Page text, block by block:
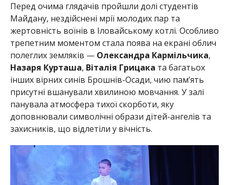
Перед очима глядачів пройшли долі студентів
Майдану, нездійснені мрії молодих пар та
жертовність воїнів в Іловайському котлі. Особливо
трепетним моментом стала поява на екрані облич
полеглих земляків — Олександра Кармільчика,
Назаря Курташа, Віталія Грицака та багатьох
інших вірних синів Брошнів-Осади, чию пам’ять
присутні вшанували хвилиною мовчання. У залі
панувала атмосфера тихої скорботи, яку
доповнювали символічні образи дітей-ангелів та
захисників, що відлетіли у вічність.